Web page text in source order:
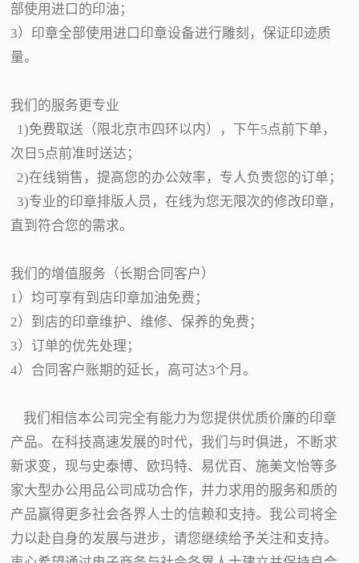
部使用进口的印油；
3）印章全部使用进口印章设备进行雕刻，保证印迹质
量。
我们的服务更专业
1)免费取送（限北京市四环以内），下午5点前下单，
次日5点前准时送达；
2)在线销售，提高您的办公效率，专人负责您的订单；
3)专业的印章排版人员，在线为您无限次的修改印章，
直到符合您的需求。
我们的增值服务（长期合同客户）
1）均可享有到店印章加油免费；
2）到店的印章维护、维修、保养的免费；
3）订单的优先处理；
4）合同客户账期的延长，高可达3个月。
我们相信本公司完全有能力为您提供优质价廉的印章
产品。在科技高速发展的时代，我们与时俱进，不断求
新求变，现与史泰博、欧玛特、易优百、施美文怡等多
家大型办公用品公司成功合作，并力求用的服务和质的
产品赢得更多社会各界人士的信赖和支持。我公司将全
力以赴自身的发展与进步，请您继续给予关注和支持。